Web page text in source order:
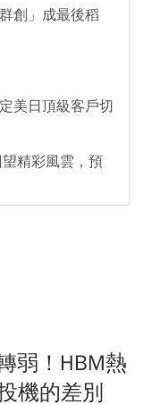
創」成最後稻
美日頂級客戶切
精彩風雲，預
弱！HBM熱
機的差別